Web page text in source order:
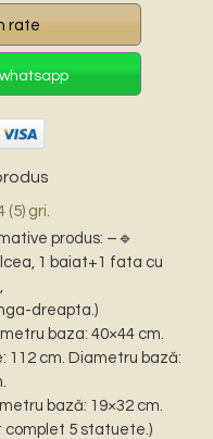
(5) gri.
produs: –🔹
1 baiat+1 fata cu
dreapta.)
baza: 40×44 cm.
112 cm. Diametru bază:
bază: 19×32 cm.
complet 5 statuete.)